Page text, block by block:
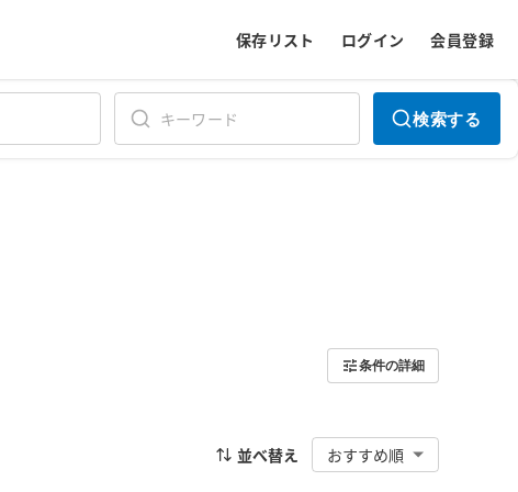
保存リスト ログイン 会員登録
検索する
条件の詳細
並べ替え おすすめ順